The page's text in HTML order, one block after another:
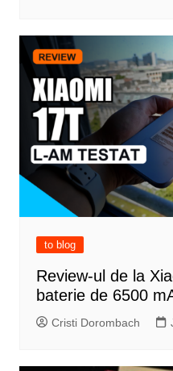
to blog
Review-ul de la
baterie de 6500
Cristi Dorombach